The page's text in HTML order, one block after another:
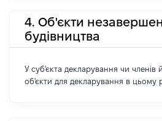
4. Об'єкти
будівництва
У суб'єкта декларування чи членів
об'єкти для декларування в цьому